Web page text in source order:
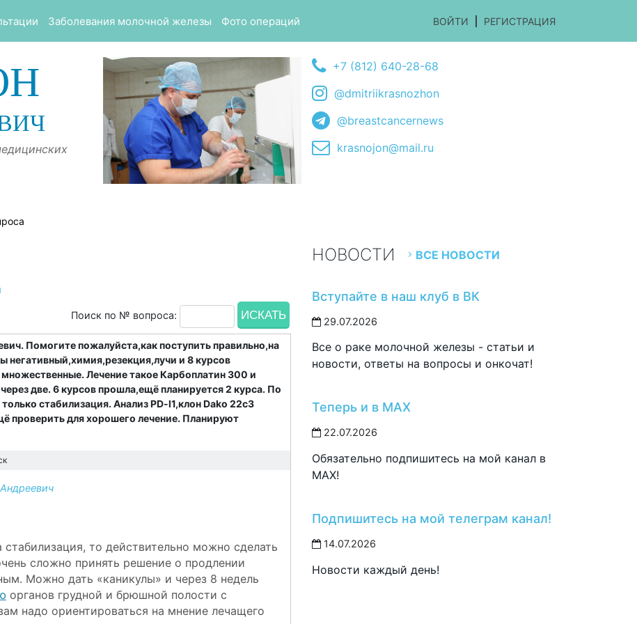
Заболевания молочной железы Фото операций ВОЙТИ РЕГИСТРАЦИЯ
+7 (812) 640-28-68
@dmitriikrasnozhon
@breastcancernews
krasnojon@mail.ru
Поиск по № вопроса:
Помогите пожалуйста,как поступить правильно,на
негативный,химия,резекция,лучи и 8 курсов
Лечение такое Карбоплатин 300 и
две. 6 курсов прошла,ещё планируется 2 курса. По
стабилизация. Анализ PD-l1,клон Dako 22c3
проверить для хорошего лечение. Планируют
стабилизация, то действительно можно сделать
сложно принять решение о продлении
Можно дать «каникулы» и через 8 недель
органов грудной и брюшной полости с
надо ориентироваться на мнение лечащего
НОВОСТИ ВСЕ НОВОСТИ
Вступайте в наш клуб в ВК
29.07.2026
Все о раке молочной железы - статьи и
новости, ответы на вопросы и онкочат!
Теперь и в MAX
22.07.2026
Обязательно подпишитесь на мой канал в
MAX!
Подпишитесь на мой телеграм канал!
14.07.2026
Новости каждый день!